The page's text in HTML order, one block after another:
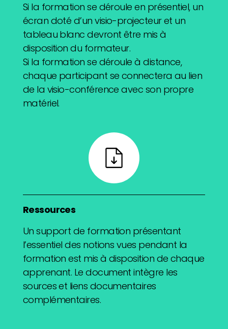
Si la formation se déroule en présentiel, un
écran doté d’un visio-projecteur et un
tableau blanc devront être mis à
disposition du formateur.
Si la formation se déroule à distance,
chaque participant se connectera au lien
de la visio-conférence avec son propre
matériel.
Ressources
Un support de formation présentant
l’essentiel des notions vues pendant la
formation est mis à disposition de chaque
apprenant. Le document intègre les
sources et liens documentaires
complémentaires.